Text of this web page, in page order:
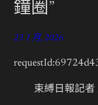
鐘圈”
23 1 月, 2026
束縛日報記者